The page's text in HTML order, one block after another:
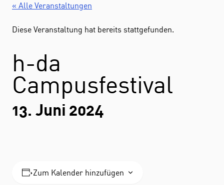
« Alle Veranstaltungen
Diese Veranstaltung hat bereits stattgefunden.
h-da
Campusfestival
13. Juni 2024
Zum Kalender hinzufügen